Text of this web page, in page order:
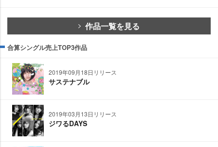
作品一覧を見る
合算シングル売上TOP3作品
2019年09月18日リリース
サステナブル
2019年03月13日リリース
ジワるDAYS